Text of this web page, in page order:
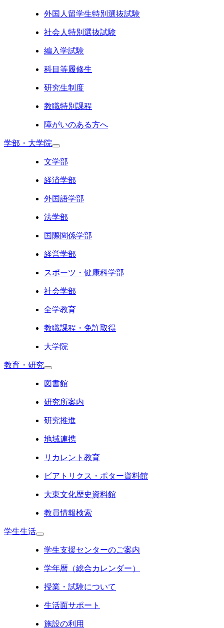
外国人留学生特別選抜試験
社会人特別選抜試験
編入学試験
科目等履修生
研究生制度
教職特別課程
障がいのある方へ
学部・大学院
文学部
経済学部
外国語学部
法学部
国際関係学部
経営学部
スポーツ・健康科学部
社会学部
全学教育
教職課程・免許取得
大学院
教育・研究
図書館
研究所案内
研究推進
地域連携
リカレント教育
ビアトリクス・ポター資料館
大東文化歴史資料館
教員情報検索
学生生活
学生支援センターのご案内
学年暦（総合カレンダー）
授業・試験について
生活面サポート
施設の利用